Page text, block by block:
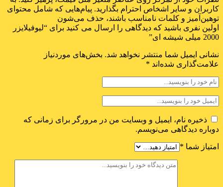
کاربران و سایر اشخاص احترام بگذارید. پیام‌هایی که شامل محتوای
توهین‌آمیز و کلمات نامناسب باشند، حذف می‌شون
اولین نفری باشید که دیدگاهی را ارسال می کنید برای “لیوفیلایزر
2000 میلی شیشه ای”
نشانی ایمیل شما منتشر نخواهد شد. بخش‌های موردنیاز
علامت‌گذاری شده‌اند *
ذخیره نام، ایمیل و وبسایت من در مرورگر برای زمانی که
دوباره دیدگاهی می‌نویسم.
امتیاز شما *